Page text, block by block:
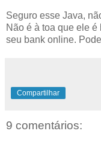
Seguro esse Java,
Não é à toa que ele
seu bank online.
Compartilhar
9 comentários: